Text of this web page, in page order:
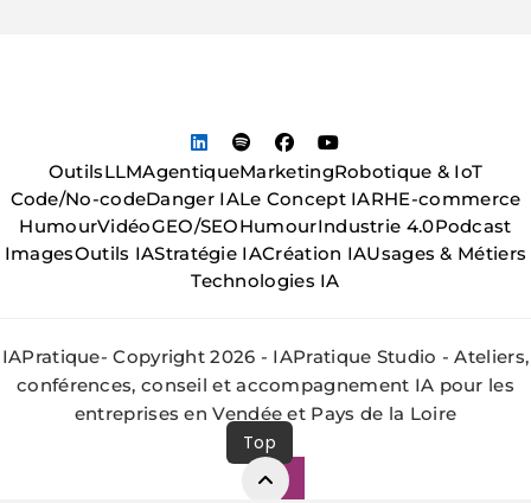
OutilsLLMAgentiqueMarketingRobotique & IoT
Code/No-codeDanger IALe Concept IARHE-commerce
HumourVidéoGEO/SEOHumourIndustrie 4.0Podcast
ImagesOutils IAStratégie IACréation IAUsages & Métiers
Technologies IA
IAPratique- Copyright 2026 - IAPratique Studio - Ateliers,
conférences, conseil et accompagnement IA pour les
entreprises en Vendée et Pays de la Loire
Top